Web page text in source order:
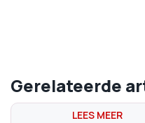
Gerelateerde